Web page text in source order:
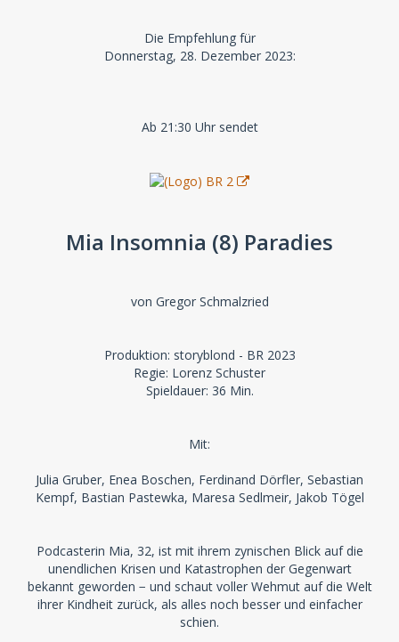
Die Empfehlung für
Donnerstag, 28. Dezember 2023:
Ab 21:30 Uhr sendet
Mia Insomnia (8) Paradies
von Gregor Schmalzried
Produktion: storyblond - BR 2023
Regie: Lorenz Schuster
Spieldauer: 36 Min.
Mit:
Julia Gruber, Enea Boschen, Ferdinand Dörfler, Sebastian
Kempf, Bastian Pastewka, Maresa Sedlmeir, Jakob Tögel
Podcasterin Mia, 32, ist mit ihrem zynischen Blick auf die
unendlichen Krisen und Katastrophen der Gegenwart
bekannt geworden − und schaut voller Wehmut auf die Welt
ihrer Kindheit zurück, als alles noch besser und einfacher
schien.